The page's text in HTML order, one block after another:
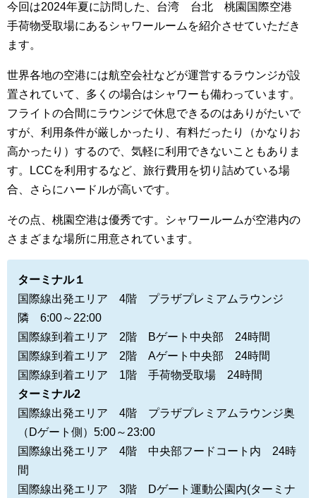
今回は2024年夏に訪問した、台湾 台北 桃園国際空港
手荷物受取場にあるシャワールームを紹介させていただき
ます。
世界各地の空港には航空会社などが運営するラウンジが設
置されていて、多くの場合はシャワーも備わっています。
フライトの合間にラウンジで休息できるのはありがたいで
すが、利用条件が厳しかったり、有料だったり（かなりお
高かったり）するので、気軽に利用できないこともありま
す。LCCを利用するなど、旅行費用を切り詰めている場
合、さらにハードルが高いです。
その点、桃園空港は優秀です。 シャワールームが空港内の
さまざまな場所に用意されています。
ターミナル１
国際線出発エリア 4階 プラザプレミアムラウンジ
隣 6:00～22:00
国際線到着エリア 2階 Bゲート中央部 24時間
国際線到着エリア 2階 Aゲート中央部 24時間
国際線到着エリア 1階 手荷物受取場 24時間
ターミナル2
国際線出発エリア 4階 プラザプレミアムラウンジ奥
（Dゲート側）5:00～23:00
国際線出発エリア 4階 中央部フードコート内 24時
間
国際線出発エリア 3階 Dゲート運動公園内(ターミナ